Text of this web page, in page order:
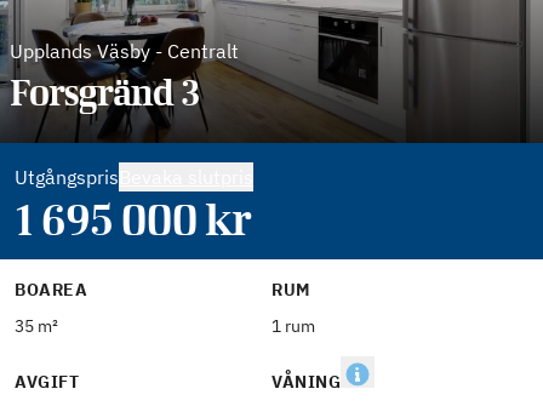
Upplands Väsby - Centralt
Forsgränd 3
Utgångspris
1 695 000kr
BOAREA
35 m²
RUM
1 rum
AVGIFT
VÅNING